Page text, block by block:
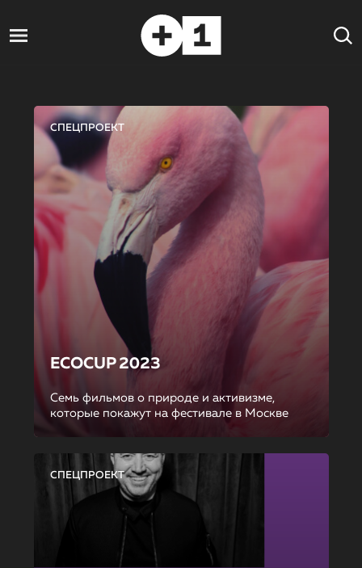
СПЕЦПРОЕКТ
ECOCUP 2023
Семь фильмов о природе и активизме,
которые покажут на фестивале в Москве
СПЕЦПРОЕКТ